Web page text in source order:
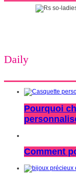
Daily
Pourquoi
Comment